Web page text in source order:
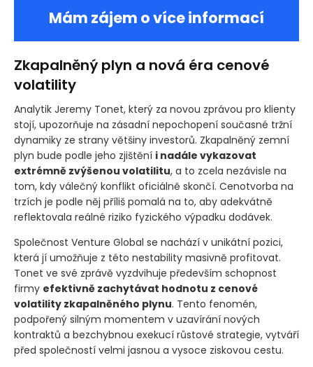
Mám zájem o více informací
Zkapalněný plyn a nová éra cenové
volatility
Analytik Jeremy Tonet, který za novou zprávou pro klienty
stojí, upozorňuje na zásadní nepochopení současné tržní
dynamiky ze strany většiny investorů. Zkapalněný zemní
plyn bude podle jeho zjištění i nadále vykazovat
extrémně zvýšenou volatilitu, a to zcela nezávisle na
tom, kdy válečný konflikt oficiálně skončí. Cenotvorba na
trzích je podle něj příliš pomalá na to, aby adekvátně
reflektovala reálné riziko fyzického výpadku dodávek.
Společnost Venture Global se nachází v unikátní pozici,
která jí umožňuje z této nestability masivně profitovat.
Tonet ve své zprávě vyzdvihuje především schopnost
firmy efektivně zachytávat hodnotu z cenové
volatility zkapalněného plynu. Tento fenomén,
podpořený silným momentem v uzavírání nových
kontraktů a bezchybnou exekucí růstové strategie, vytváří
před společností velmi jasnou a vysoce ziskovou cestu.